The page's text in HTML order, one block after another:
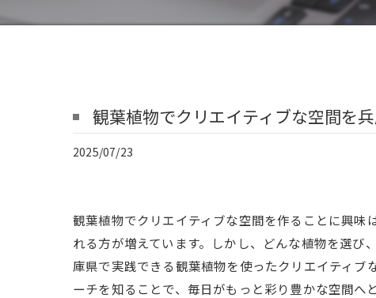
観葉植物でクリエイティブな空間を
2025/07/23
観葉植物でクリエイティブな空間を作ることに興
れる方が増えています。しかし、どんな植物を選
庫県で実践できる観葉植物を使ったクリエイティ
ーチを知ることで、毎日がもっと彩り豊かな空間へ